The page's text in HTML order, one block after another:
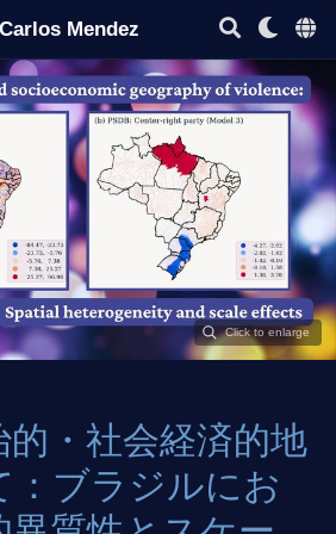
Carlos Mendez
的・社会経済的地
：ブラジルにお